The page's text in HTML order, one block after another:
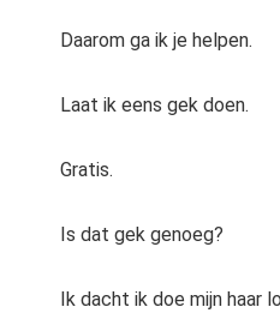
Daarom ga ik je helpen.
Laat ik eens gek doen.
Gratis.
Is dat gek genoeg?
Ik dacht ik doe mijn haar